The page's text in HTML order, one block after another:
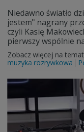
Niedawno światło
jestem" nagrany
czyli Kasię
pierwszy wspólnie
Zobacz więcej na
muzyka rozrywkowa